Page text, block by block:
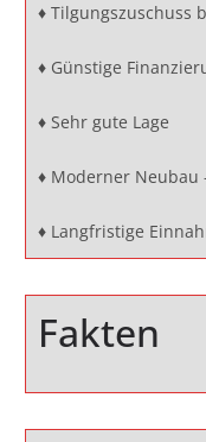
♦ Tilgungszuschuss
♦ Günstige
♦ Sehr gute Lage
♦ Moderner
♦ Langfristige
Fakten